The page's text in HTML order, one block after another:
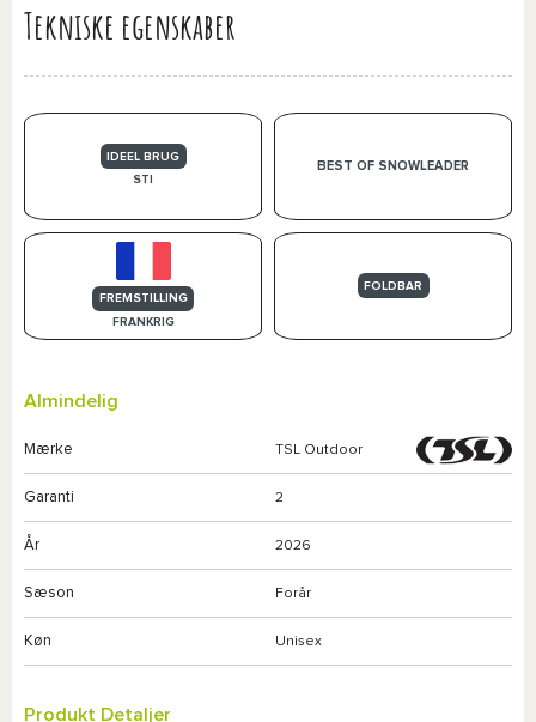
Tekniske egenskaber
IDEEL BRUG
STI
BEST OF SNOWLEADER
FREMSTILLING
FRANKRIG
FOLDBAR
Almindelig
Mærke TSL Outdoor
Garanti 2
År 2026
Sæson Forår
Køn Unisex
Produkt Detaljer